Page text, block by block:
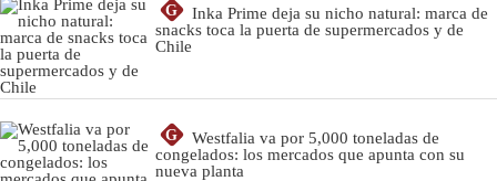
G
Inka Prime deja su nicho natural: marca de
snacks toca la puerta de supermercados y de
Chile
G
Westfalia va por 5,000 toneladas de
congelados: los mercados que apunta con su
nueva planta